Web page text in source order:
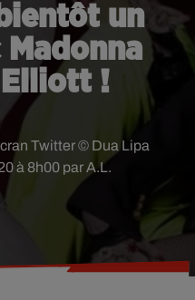
un
Elliott !
à 8h00 par A.L.
Twitter © Dua Lipa